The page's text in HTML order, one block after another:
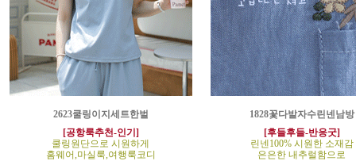
2623쿨링이지세트한벌
[공항룩추천-인기]
쿨링원단으로 시원하게
홈웨어,마실룩,여행룩코디
1828꽃다발자수린넨남방
[후들후들-반응굿]
린넨100% 시원한 소재감
은은한 내추럴함으로